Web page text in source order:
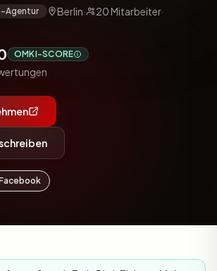
Agentur Berlin· 20 Mitarbeiter·
OMKI-SCORE